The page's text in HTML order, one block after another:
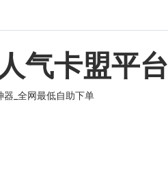
气卡盟平台
器_全网最低自助下单